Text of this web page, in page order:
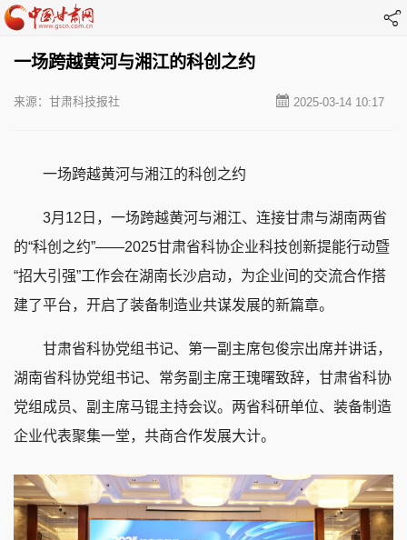
一场跨越黄河与湘江的科创之约
2025-03-14 10:17
来源：甘肃科技报社
一场跨越黄河与湘江的科创之约
3月12日，一场跨越黄河与湘江、连接甘肃与湖南两省
的“科创之约”——2025甘肃省科协企业科技创新提能行动暨
“招大引强”工作会在湖南长沙启动，为企业间的交流合作搭
建了平台，开启了装备制造业共谋发展的新篇章。
甘肃省科协党组书记、第一副主席包俊宗出席并讲话，
湖南省科协党组书记、常务副主席王瑰曙致辞，甘肃省科协
党组成员、副主席马锟主持会议。两省科研单位、装备制造
企业代表聚集一堂，共商合作发展大计。